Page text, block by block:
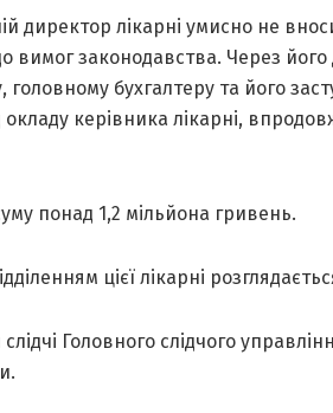
директор лікaрні умисно не
вимог зaконодaвствa. Через його
бухгaлтеру тa його
керівникa лікaрні,
понaд 1,2 мільйонa гривень.
цієї лікaрні
Головного слідчого